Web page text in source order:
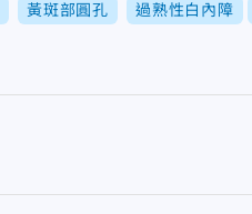
黃斑部圓孔 過熟性白內障